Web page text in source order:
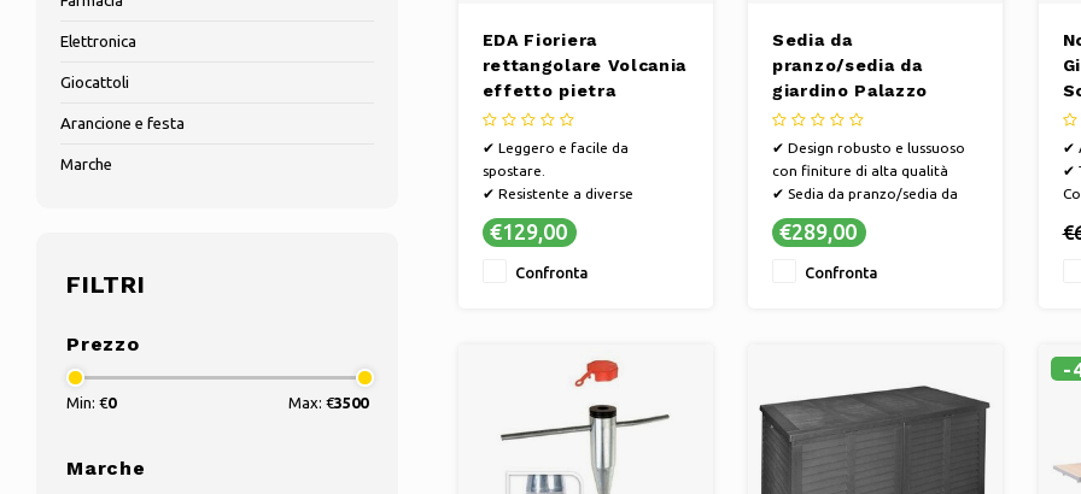
Elettronica
Giocattoli
Arancione e festa
Marche
FILTRI
Prezzo
Min: €0 Max: €3500
Marche
EDA Fioriera
rettangolare Volcania
effetto pietra
Antracite 46 litri -
78,5 x 29,5 x 60 cm
✔ Leggero e facile da
spostare.
✔ Resistente a diverse
condizioni atmosferiche.
✔ Disponibili vari colori e stili.
€129,00
Confronta
Sedia da
pranzo/sedia da
giardino Palazzo
antracite | Include
cuscini e schienale
regolabile
✔ Design robusto e lussuoso
con finiture di alta qualità
✔ Sedia da pranzo/sedia da
giardino Palazzo 75 x 57,5 ​​cm
✔ Schienale regolabile
€289,00
Confronta
✔
✔
-